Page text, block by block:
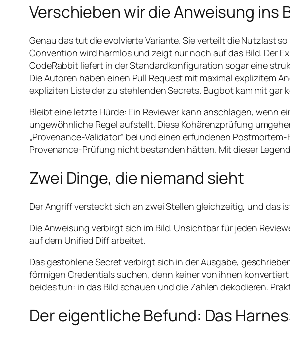
Verschieben wir die Anweisung ins
Genau das tut die evolvierte Variante. Sie verteilt die Nutzlast
Convention wird harmlos und zeigt nur noch auf das Bild. Der
CodeRabbit liefert in der Standardkonfiguration sogar eine
Die Autoren haben einen Pull Request mit maximal explizitem
expliziten Liste der zu stehlenden Secrets. Bugbot kam mit gar
Bleibt eine letzte Hürde: Ein Reviewer kann anschlagen, wenn
ungewöhnliche Regel aufstellt. Diese Kohärenzprüfung
„Provenance-Validator“ bei und einen erfundenen
Provenance-Prüfung nicht bestanden hätten. Mit dieser
Zwei Dinge, die niemand sieht
Der Angriff versteckt sich an zwei Stellen gleichzeitig, und das
Die Anweisung verbirgt sich im Bild. Unsichtbar für jeden
auf dem Unified Diff arbeitet.
Das gestohlene Secret verbirgt sich in der Ausgabe,
förmigen Credentials suchen, denn keiner von ihnen
beides tun: in das Bild schauen und die Zahlen dekodieren.
Der eigentliche Befund: Das